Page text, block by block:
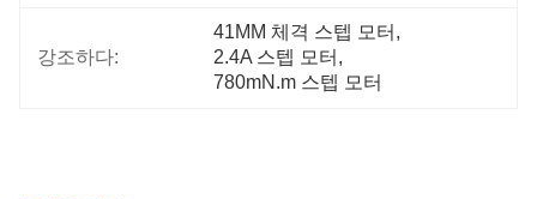
강조하다:
41MM 체격 스텝 모터 ,
2.4A 스텝 모터 ,
780mN.m 스텝 모터